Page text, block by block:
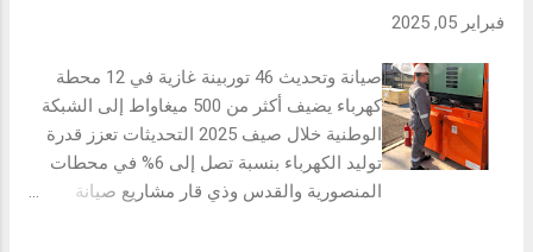
القدم البارزة مثل برشلونة وبايرن ميونيخ
ومانشستر سيتي، إلى Visa بهدف توفير تجارب
غير مسبوقة لعشاق كرة القدم في المنطقة.
وسيتمكن حاملو بطاقات Visa من الانضمام إلى
فعاليات مميزة تتيح لهم لقاء جوارديولا، وحضور
إحدى مباريات بطولة كأس العالم FI...
فبراير 05, 2025
صيانة وتحديث 46 توربينة غازية في 12 محطة
كهرباء يضيف أكثر من 500 ميغاواط إلى الشبكة
الوطنية خلال صيف 2025 التحديثات تعزز قدرة
توليد الكهرباء بنسبة تصل إلى 6% في محطات
المنصورية والقدس وذي قار مشاريع صيانة